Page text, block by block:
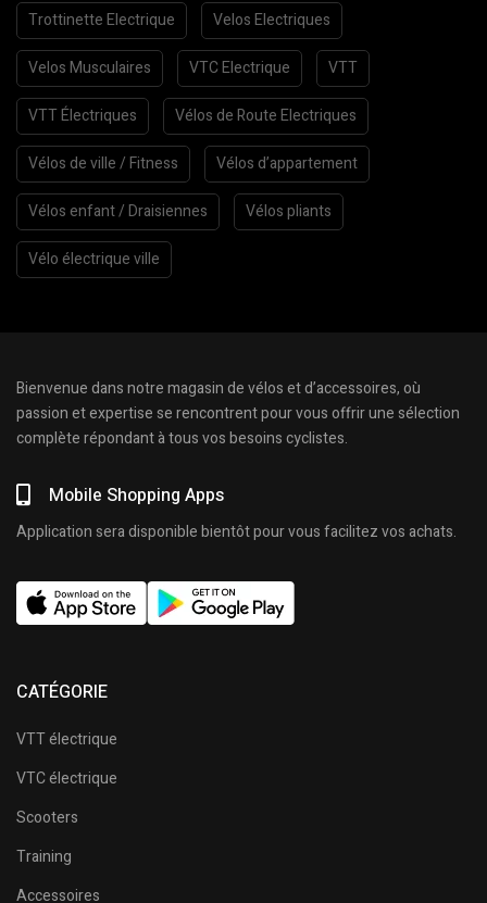
Trottinette Electrique Velos Electriques
Velos Musculaires VTC Electrique VTT
VTT Électriques Vélos de Route Electriques
Vélos de ville / Fitness Vélos d’appartement
Vélos enfant / Draisiennes Vélos pliants
Vélo électrique ville
Bienvenue dans notre magasin de vélos et d’accessoires, où
passion et expertise se rencontrent pour vous offrir une sélection
complète répondant à tous vos besoins cyclistes.
Mobile Shopping Apps
Application sera disponible bientôt pour vous facilitez vos achats.
CATÉGORIE
VTT électrique
VTC électrique
Scooters
Training
Accessoires